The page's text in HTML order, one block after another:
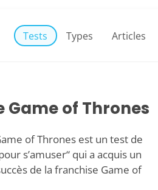
Tests Types Articles
Game of Thrones
of Thrones est un test de
s’amuser“ qui a acquis un
de la franchise Game of